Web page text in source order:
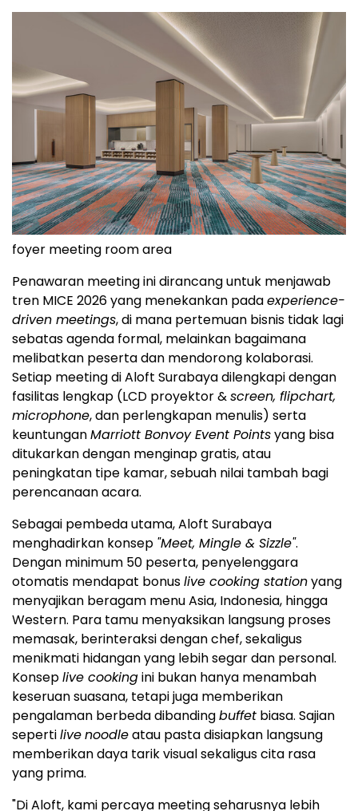
foyer meeting room area
Penawaran meeting ini dirancang untuk menjawab
tren MICE 2026 yang menekankan padaexperience-
driven meetings, di mana pertemuan bisnis tidak lagi
sebatas agenda formal, melainkan bagaimana
melibatkan peserta dan mendorong kolaborasi.
Setiap meeting di Aloft Surabaya dilengkapi dengan
fasilitas lengkap (LCD proyektor &screen, flipchart,
microphone, dan perlengkapan menulis) serta
keuntunganMarriott Bonvoy Event Pointsyang bisa
ditukarkan dengan menginap gratis, atau
peningkatan tipe kamar, sebuah nilai tambah bagi
perencanaan acara.
Sebagai pembeda utama, Aloft Surabaya
menghadirkan konsep "Meet, Mingle & Sizzle".
Dengan minimum 50 peserta, penyelenggara
otomatis mendapat bonuslive cooking stationyang
menyajikan beragam menu Asia, Indonesia, hingga
Western. Para tamu menyaksikan langsung proses
memasak, berinteraksi dengan chef, sekaligus
menikmati hidangan yang lebih segar dan personal.
Konseplive cookingini bukan hanya menambah
keseruan suasana, tetapi juga memberikan
pengalaman berbeda dibandingbuffet biasa. Sajian
sepertilivenoodleatau pasta disiapkan langsung
memberikan daya tarik visual sekaligus cita rasa
yang prima.
"Di Aloft, kami percaya meeting seharusnya lebih